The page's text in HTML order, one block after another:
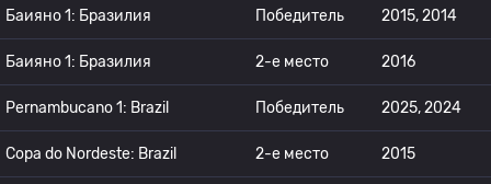
Баияно 1: Бразилия Победитель 2015, 2014
Баияно 1: Бразилия 2-е место 2016
Pernambucano 1: Brazil Победитель 2025, 2024
Copa do Nordeste: Brazil 2-е место 2015